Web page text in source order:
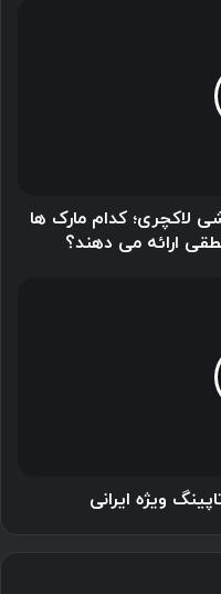
لاکچری؛ کدام مارک ها
ارائه می دهند؟
ویژه ایرانی